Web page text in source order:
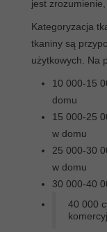
jest
Kategoryzacja
tkaniny są
użytkowych. Na
10 000-15
domu
15 000-25
w domu
25 000-30
w domu
30 000-40
40 000